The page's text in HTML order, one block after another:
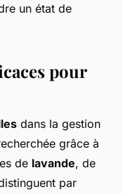
un état de
pour
dans la gestion
grâce à
de lavande, de
par